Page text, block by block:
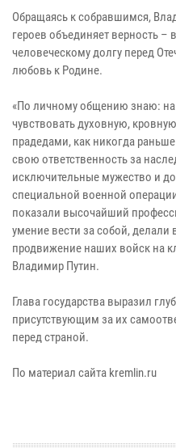
Обращаясь к собравшимся,
героев объединяет верность –
человеческому долгу перед
любовь к Родине.
«По личному общению знаю: на
чувствовать духовную,
прадедами, как никогда
свою ответственность за
исключительные мужество и
специальной военной
показали высочайший
умение вести за собой, делали
продвижение наших войск на
Владимир Путин.
Глава государства выразил
присутствующим за их
перед страной.
По материал сайта kremlin.ru